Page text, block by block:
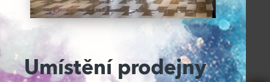
Umístění prodejny